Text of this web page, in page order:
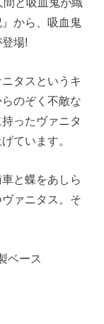
から、吸血鬼
場!
タスというキ
のぞく不敵な
ったヴァニタ
ています。
と蝶をあしら
ァニタス。そ
ベース